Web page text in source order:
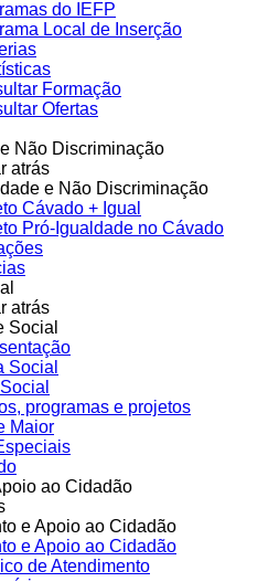
do IEFP
Local de Inserção
Formação
Ofertas
Não Discriminação
atrás
e Não Discriminação
Cávado + Igual
Pró-Igualdade no Cávado
atrás
Social
Social
programas e projetos
Maior
ao Cidadão
e Apoio ao Cidadão
e Apoio ao Cidadão
de Atendimento